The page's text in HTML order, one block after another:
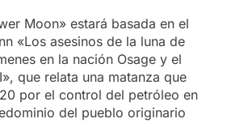
Moon» estará basada en el
«Los asesinos de la luna de
en la nación Osage y el
que relata una matanza que
por el control del petróleo en
del pueblo originario